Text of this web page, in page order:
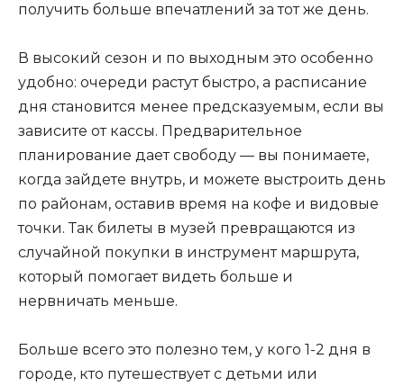
получить больше впечатлений за тот же день.
В высокий сезон и по выходным это особенно
удобно: очереди растут быстро, а расписание
дня становится менее предсказуемым, если вы
зависите от кассы. Предварительное
планирование дает свободу — вы понимаете,
когда зайдете внутрь, и можете выстроить день
по районам, оставив время на кофе и видовые
точки. Так билеты в музей превращаются из
случайной покупки в инструмент маршрута,
который помогает видеть больше и
нервничать меньше.
Больше всего это полезно тем, у кого 1-2 дня в
городе, кто путешествует с детьми или